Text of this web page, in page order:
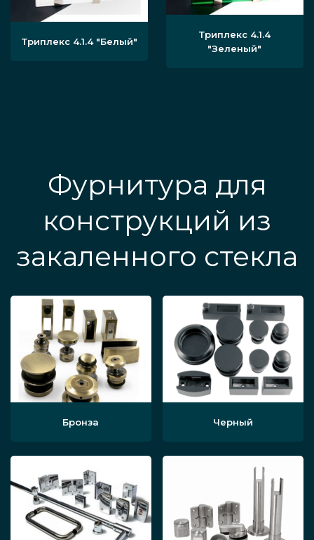
Триплекс 4.1.4"Белый"
Триплекс 4.1.4
"Зеленый"
Фурнитура для
конструкций из
закаленного стекла
Бронза Черный